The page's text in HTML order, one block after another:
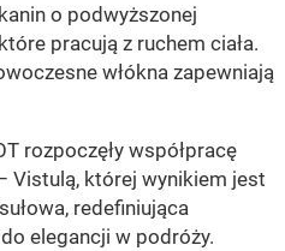
o podwyższonej
pracują z ruchem ciała.
włókna zapewniają
rozpoczęły współpracę
Vistulą, której wynikiem jest
redefiniująca
elegancji w podróży.